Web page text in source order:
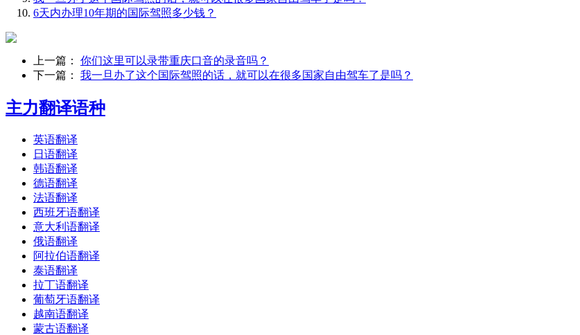
6天内办理10年期的国际驾照多少钱？
上一篇： 你们这里可以录带重庆口音的录音吗？
下一篇： 我一旦办了这个国际驾照的话，就可以在很多国家自由驾车了是吗？
主力翻译语种
英语翻译
日语翻译
韩语翻译
德语翻译
法语翻译
西班牙语翻译
意大利语翻译
俄语翻译
阿拉伯语翻译
泰语翻译
拉丁语翻译
葡萄牙语翻译
越南语翻译
蒙古语翻译